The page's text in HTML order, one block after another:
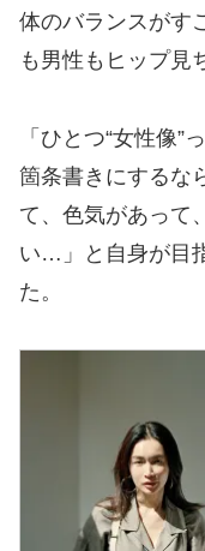
体のバランスがす
も男性もヒップ見
「ひとつ“女性像”
箇条書きにするな
て、色気があって
い…」と自身が目
た。